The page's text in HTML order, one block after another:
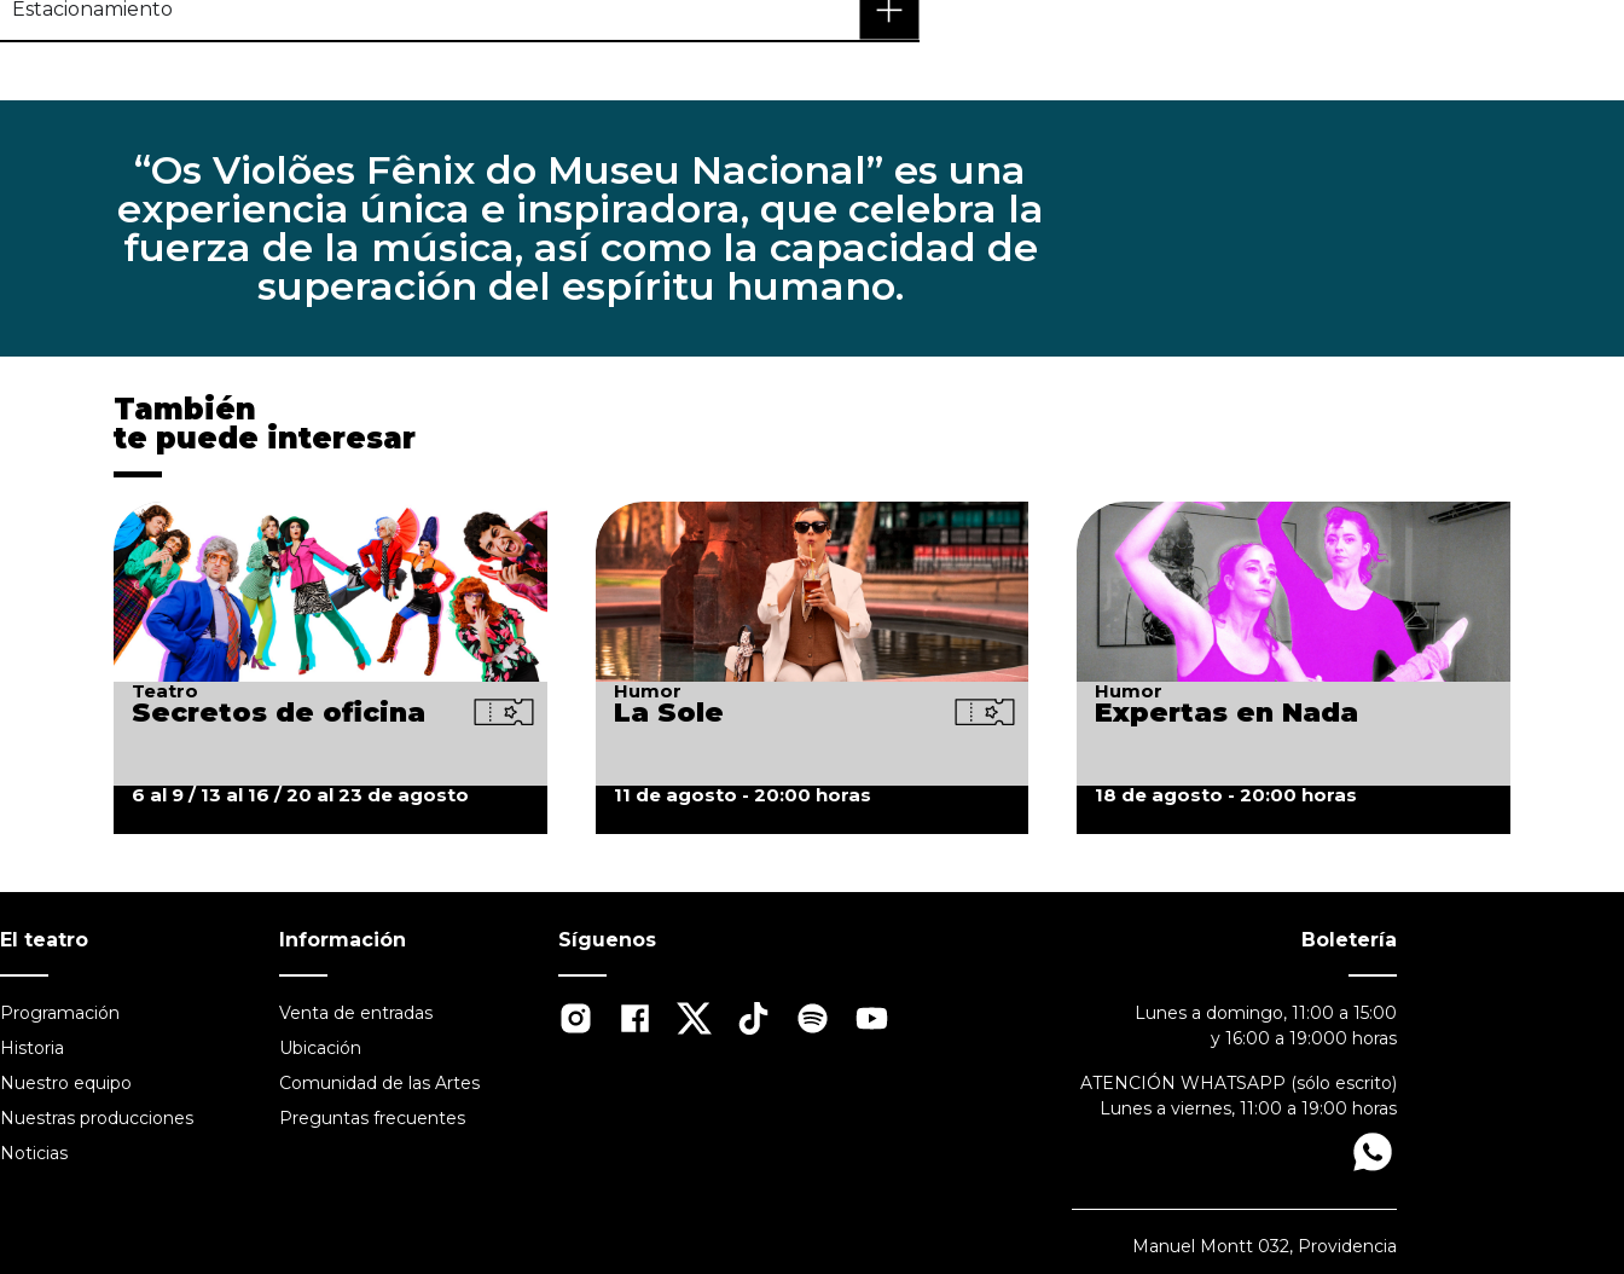
Estacionamiento
“Os Violões Fênix do Museu Nacional” es una
experiencia única e inspiradora, que celebra la
fuerza de la música, así como la capacidad de
superación del espíritu humano.
También
te puede interesar
Teatro
Secretos de oficina
6 al 9 / 13 al 16 / 20 al 23 de agosto
Humor
La Sole
11 de agosto - 20:00 horas
Humor
Expertas en Nada
18 de agosto - 20:00 horas
El teatro
Programación
Historia
Nuestro equipo
Nuestras producciones
Noticias
Información
Venta de entradas
Ubicación
Comunidad de las Artes
Preguntas frecuentes
Síguenos Boletería
Lunes a domingo, 11:00 a 15:00
y 16:00 a 19:000 horas
ATENCIÓN WHATSAPP (sólo escrito)
Lunes a viernes, 11:00 a 19:00 horas
Manuel Montt 032, Providencia